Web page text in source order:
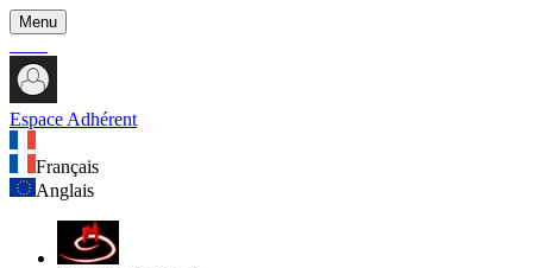
Menu
Espace Adhérent
Français
Anglais